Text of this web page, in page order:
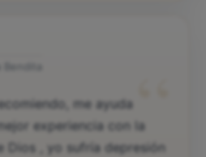
“
me ayuda
experiencia con la
Dios , yo sufría depresión